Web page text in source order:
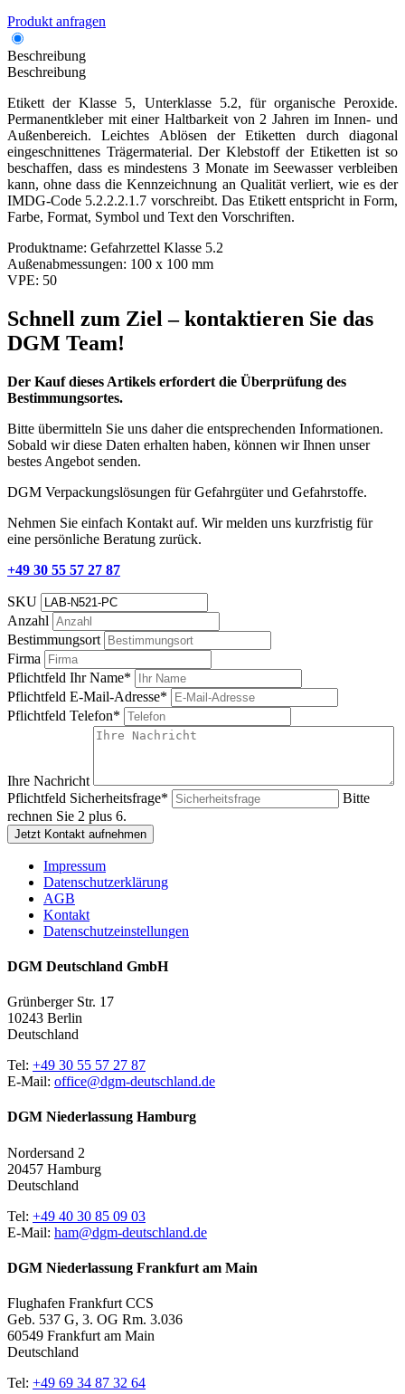
Produkt anfragen
Beschreibung
Beschreibung
Etikett der Klasse 5, Unterklasse 5.2, für organische Peroxide.
Permanentkleber mit einer Haltbarkeit von 2 Jahren im Innen- und
Außenbereich. Leichtes Ablösen der Etiketten durch diagonal
eingeschnittenes Trägermaterial. Der Klebstoff der Etiketten ist so
beschaffen, dass es mindestens 3 Monate im Seewasser verbleiben
kann, ohne dass die Kennzeichnung an Qualität verliert, wie es der
IMDG-Code 5.2.2.2.1.7 vorschreibt. Das Etikett entspricht in Form,
Farbe, Format, Symbol und Text den Vorschriften.
Produktname: Gefahrzettel Klasse 5.2
Außenabmessungen: 100 x 100 mm
VPE: 50
Schnell zum Ziel – kontaktieren Sie das
DGM Team!
Der Kauf dieses Artikels erfordert die Überprüfung des
Bestimmungsortes.
Bitte übermitteln Sie uns daher die entsprechenden Informationen.
Sobald wir diese Daten erhalten haben, können wir Ihnen unser
bestes Angebot senden.
DGM Verpackungslösungen für Gefahrgüter und Gefahrstoffe.
Nehmen Sie einfach Kontakt auf. Wir melden uns kurzfristig für
eine persönliche Beratung zurück.
+49 30 55 57 27 87
SKU
Anzahl
Bestimmungsort
Firma
Pflichtfeld Ihr Name*
Pflichtfeld E-Mail-Adresse*
Pflichtfeld Telefon*
Ihre Nachricht
Pflichtfeld Sicherheitsfrage*
Bitte
rechnen Sie 2 plus 6.
Jetzt Kontakt aufnehmen
Impressum
Datenschutzerklärung
AGB
Kontakt
Datenschutzeinstellungen
DGM Deutschland GmbH
Grünberger Str. 17
10243 Berlin
Deutschland
Tel: +49 30 55 57 27 87
E-Mail: office@dgm-deutschland.de
DGM Niederlassung Hamburg
Nordersand 2
20457 Hamburg
Deutschland
Tel: +49 40 30 85 09 03
E-Mail: ham@dgm-deutschland.de
DGM Niederlassung Frankfurt am Main
Flughafen Frankfurt CCS
Geb. 537 G, 3. OG Rm. 3.036
60549 Frankfurt am Main
Deutschland
Tel: +49 69 34 87 32 64